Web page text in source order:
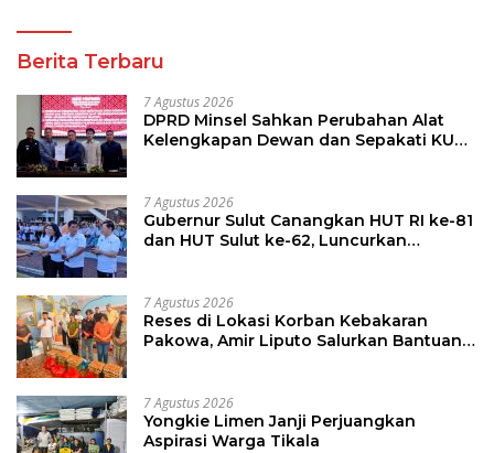
Berita Terbaru
7 Agustus 2026
DPRD Minsel Sahkan Perubahan Alat
Kelengkapan Dewan dan Sepakati KUA-
7 Agustus 2026
Gubernur Sulut Canangkan HUT RI ke-81
dan HUT Sulut ke-62, Luncurkan
7 Agustus 2026
Reses di Lokasi Korban Kebakaran
Pakowa, Amir Liputo Salurkan Bantuan
7 Agustus 2026
Yongkie Limen Janji Perjuangkan
Aspirasi Warga Tikala